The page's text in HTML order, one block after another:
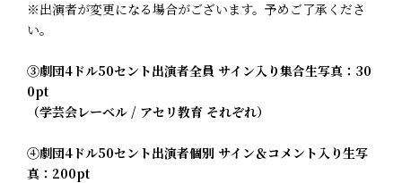
※出演者が変更になる場合がございます。予めご了承くださ
い。
③劇団4ドル50セント出演者全員 サイン入り集合生写真：30
0pt
（学芸会レーベル / アセリ教育 それぞれ）
④劇団4ドル50セント出演者個別 サイン＆コメント入り生写
真：200pt